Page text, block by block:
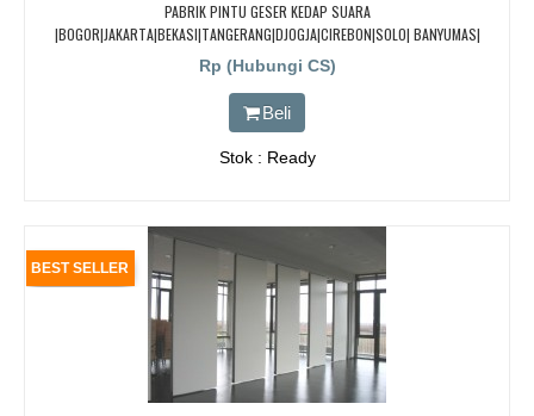
PABRIK PINTU GESER KEDAP SUARA
|BOGOR|JAKARTA|BEKASI|TANGERANG|DJOGJA|CIREBON|SOLO| BANYUMAS|
PURAKARTA| CIKARANG |BSD|
Rp (Hubungi CS)
Beli
Stok : Ready
BEST SELLER